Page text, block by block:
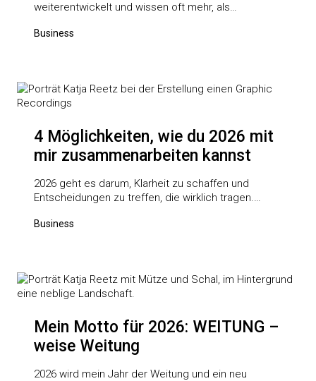
weiterentwickelt und wissen oft mehr, als…
Business
4 Möglichkeiten, wie du 2026 mit
mir zusammenarbeiten kannst
2026 geht es darum, Klarheit zu schaffen und
Entscheidungen zu treffen, die wirklich tragen.…
Business
Mein Motto für 2026: WEITUNG –
weise Weitung
2026 wird mein Jahr der Weitung und ein neu